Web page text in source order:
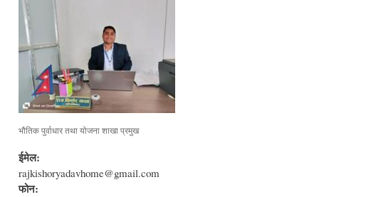
भौतिक पुर्वाधार तथा योजना शाखा प्रमुख
ईमेल:
rajkishoryadavhome@gmail.com
फोन: